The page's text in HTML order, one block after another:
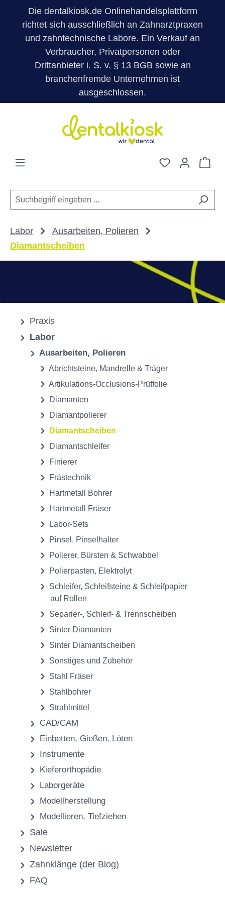
Die dentalkiosk.de Onlinehandelsplattform
richtet sich ausschließlich an Zahnarztpraxen
und zahntechnische Labore. Ein Verkauf an
Verbraucher, Privatpersonen oder
Drittanbieter i. S. v. § 13 BGB sowie an
branchenfremde Unternehmen ist
ausgeschlossen.
Zum Hauptinhalt springen
Du hast 0
Labor
Ausarbeiten, Polieren
Diamantscheiben
Praxis
Labor
Ausarbeiten, Polieren
Abrichtsteine, Mandrelle & Träger
Artikulations-Occlusions-Prüffolie
Diamanten
Diamantpolierer
Diamantscheiben
Diamantschleifer
Finierer
Frästechnik
Hartmetall Bohrer
Hartmetall Fräser
Labor-Sets
Pinsel, Pinselhalter
Polierer, Bürsten & Schwabbel
Polierpasten, Elektrolyt
Schleifer, Schleifsteine & Schleifpapier
auf Rollen
Separier-, Schleif- & Trennscheiben
Sinter Diamanten
Sinter Diamantscheiben
Sonstiges und Zubehör
Stahl Fräser
Stahlbohrer
Strahlmittel
CAD/CAM
Einbetten, Gießen, Löten
Instrumente
Kieferorthopädie
Laborgeräte
Modellherstellung
Modellieren, Tiefziehen
Sale
Newsletter
Zahnklänge (der Blog)
FAQ